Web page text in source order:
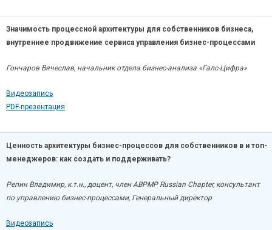
Значимость процессной архитектуры для собственников бизнеса,
внутреннее продвижение сервиса управления бизнес-процессами
Гончаров Вячеслав, начальник отдела бизнес-анализа «Галс-Цифра»
Видеозапись
PDF-презентация
Ценность архитектуры бизнес-процессов для собственников в и топ-
менеджеров: как создать и поддерживать?
Репин Владимир, к.т.н., доцент, член ABPMP Russian Chapter, консультант
по управлению бизнес-процессами, Генеральный директор
Видеозапись